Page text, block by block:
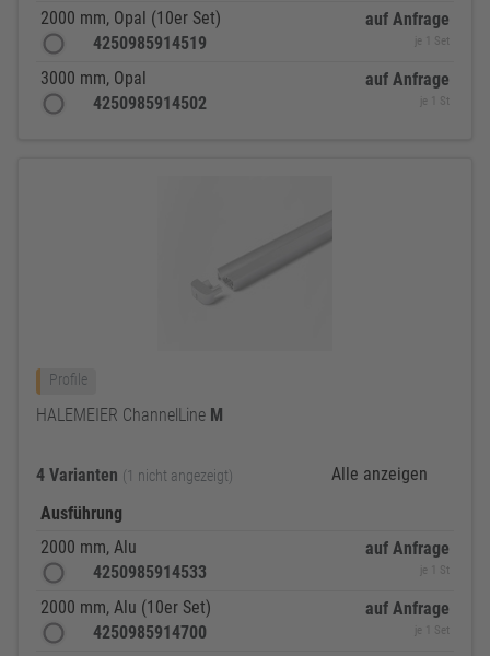
2000 mm, Opal (10er Set)
4250985914519
auf Anfrage
je 1 Set
3000 mm, Opal
4250985914502
auf Anfrage
je 1 St
Profile
HALEMEIER ChannelLine M
4 Varianten (1 nicht angezeigt)
Alle anzeigen
Ausführung
2000 mm, Alu
4250985914533
auf Anfrage
je 1 St
2000 mm, Alu (10er Set)
4250985914700
auf Anfrage
je 1 Set